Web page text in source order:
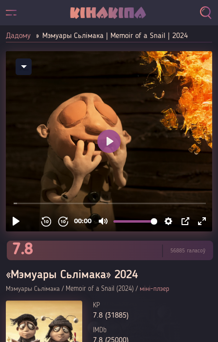
Дадому Мэмуары Сьлімака | Memoir of a Snail | 2024
«Мэмуары Сьлімака» 2024
Мэмуары Сьлімака / Memoir of a Snail (2024) / міні-плэер
7.8 56885 галасоў
KP
7.8 (31885)
IMDb